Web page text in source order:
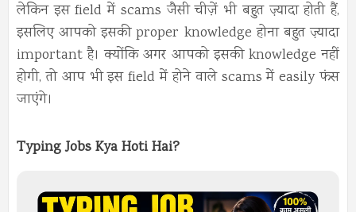
लेकिन इस field में scams जैसी चीज़ें भी बहुत ज़्यादा होती हैं,
इसलिए आपको इसकी proper knowledge होना बहुत ज़्यादा
important है। क्योंकि अगर आपको इसकी knowledge नहीं
होगी, तो आप भी इस field में होने वाले scams में easily फंस
जाएंगे।
Typing Jobs Kya Hoti Hai?